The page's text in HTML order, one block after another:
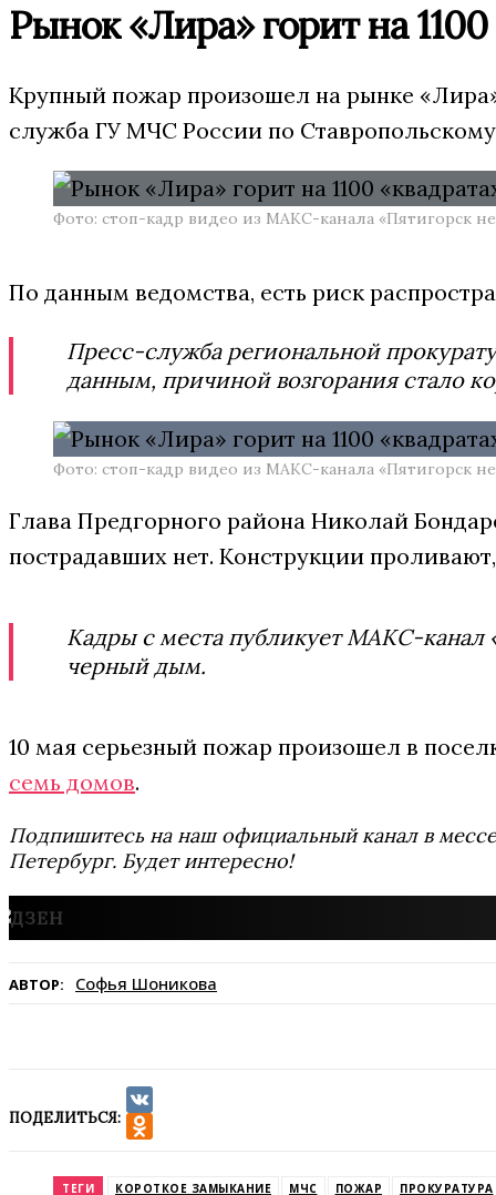
Рынок «Лира» горит на
Крупный пожар произошел на рынке
служба ГУ МЧС России по
Фото: стоп-кадр видео из МАКС-канала «Пятигорск
По данным ведомства, есть риск
Пресс-служба региональной
данным, причиной возгорания стало
Фото: стоп-кадр видео из МАКС-канала «Пятигорск
Глава Предгорного района Николай
пострадавших нет. Конструкции
Кадры с места публикует МАКС-канал
черный дым.
10 мая серьезный пожар произошел в
семь домов.
Подпишитесь на наш официальный канал в
Петербург. Будет интересно!
АВТОР: Софья Шоникова
ПОДЕЛИТЬСЯ:
VK
ТЕГИ КОРОТКОЕ ЗАМЫКАНИЕ МЧС ПОЖАР ПРОКУРАТУРА